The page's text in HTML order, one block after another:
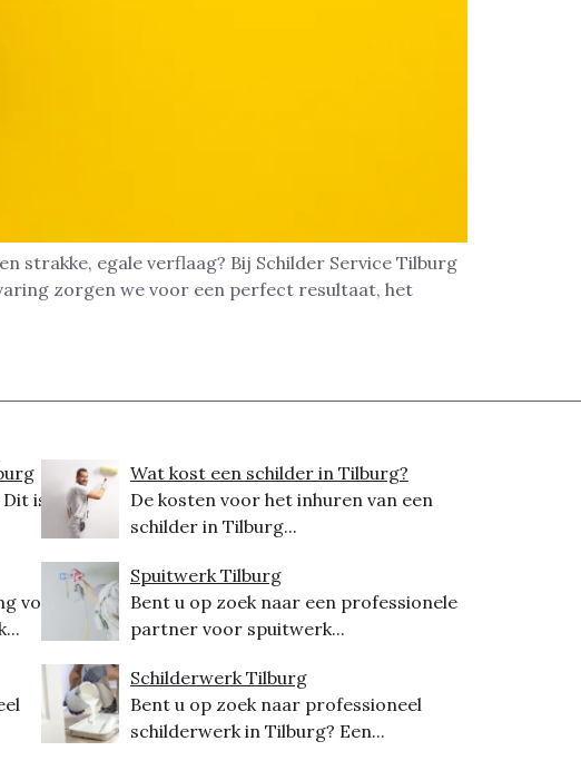
strakke, egale verflaag? Bij Schilder Service Tilburg
zorgen we voor een perfect resultaat, het
is
voor
Wat kost een schilder in Tilburg?
De kosten voor het inhuren van een
schilder in Tilburg...
Spuitwerk Tilburg
Bent u op zoek naar een professionele
partner voor spuitwerk...
Schilderwerk Tilburg
Bent u op zoek naar professioneel
schilderwerk in Tilburg? Een...